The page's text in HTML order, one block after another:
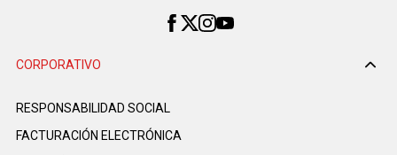
CORPORATIVO
RESPONSABILIDAD SOCIAL
FACTURACIÓN ELECTRÓNICA